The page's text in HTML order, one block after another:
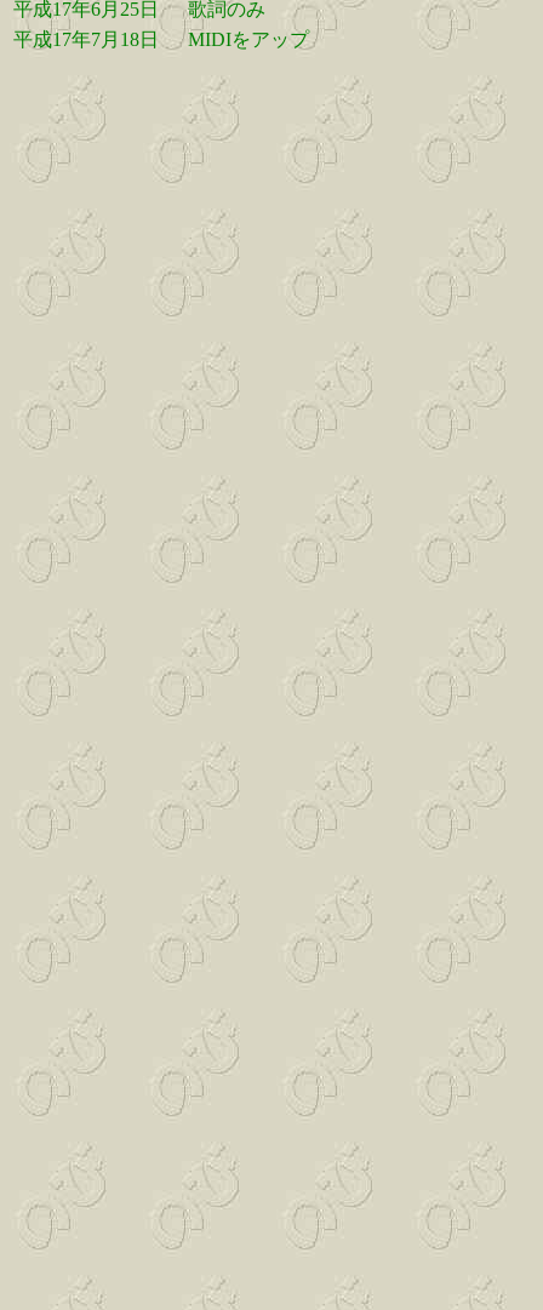
平成17年6月25日
歌詞のみ
平成17年7月18日
MIDIをアップ